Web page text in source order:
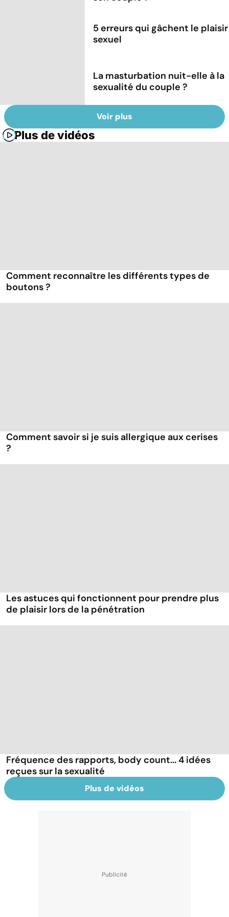
5 erreurs qui gâchent le plaisir
sexuel
La masturbation nuit-elle à la
sexualité du couple ?
Voir plus
Plus de vidéos
Comment reconnaître les différents types de
boutons ?
Comment savoir si je suis allergique aux cerises
?
Les astuces qui fonctionnent pour prendre plus
de plaisir lors de la pénétration
Fréquence des rapports, body count... 4 idées
reçues sur la sexualité
Plus de vidéos